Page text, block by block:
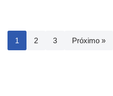
1 2 3 Próximo »